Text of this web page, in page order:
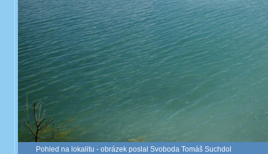
Pohled na lokalitu - obrázek poslal Svoboda Tomáš Suchdol